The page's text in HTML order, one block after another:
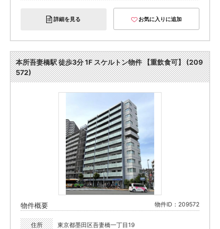
詳細を見る お気に入りに追加
本所吾妻橋駅 徒歩3分 1F スケルトン物件 【重飲食可】 (209
572)
物件概要 物件ID：209572
住所 東京都墨田区吾妻橋一丁目19